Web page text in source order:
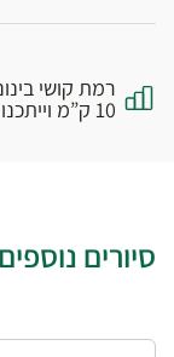
רמת קושי
10 ק”מ וייתכנו קטעי אתגר קלים.
סיורים